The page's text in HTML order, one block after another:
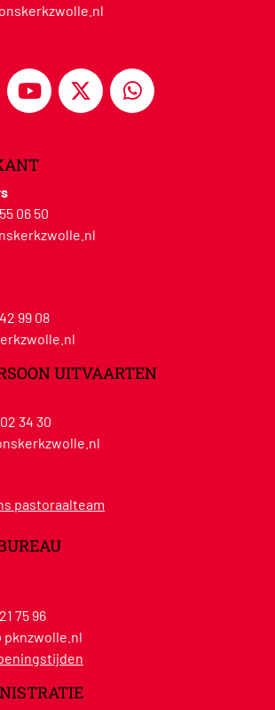
06 50
99 08
UITVAARTEN
34 30
pastoraalteam
75 96
pknzwolle.nl